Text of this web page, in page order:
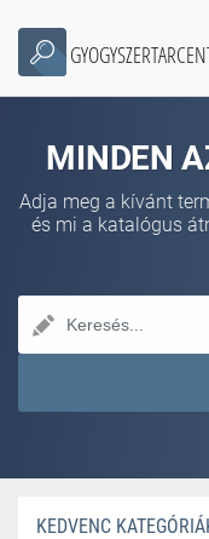
MINDEN
Adja meg a kívánt
és mi a katalógus
KEDVENC